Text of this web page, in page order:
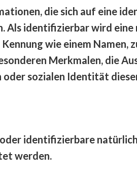
die sich auf eine
Als identifizierbar wird
wie einem Namen,
Merkmalen, die
sozialen Identität
identifizierbare
werden.